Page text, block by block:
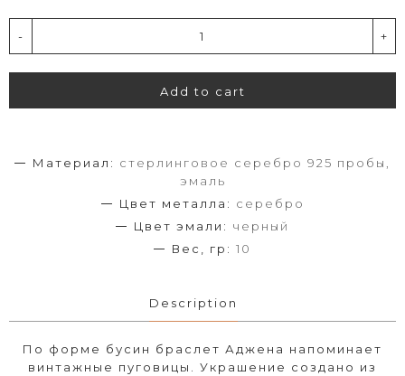
- +
Add to cart
Материал: стерлинговое серебро 925 пробы,
эмаль
Цвет металла: серебро
Цвет эмали: черный
Вес, гр: 10
Description
По форме бусин браслет Аджена напоминает
винтажные пуговицы. Украшение создано из